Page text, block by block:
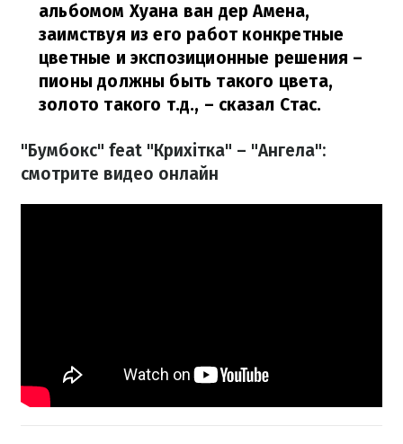
альбомом Хуана ван дер Амена,
заимствуя из его работ конкретные
цветные и экспозиционные решения –
пионы должны быть такого цвета,
золото такого т.д., – сказал Стас.
"Бумбокс" feat "Крихітка" – "Ангела":
смотрите видео онлайн